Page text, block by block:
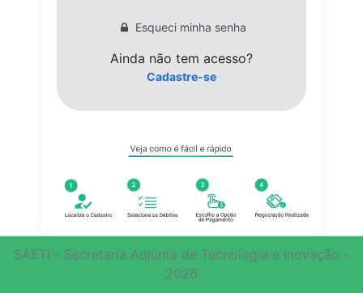
Esqueci minha senha
Ainda não tem acesso?
Cadastre-se
SAETI - Secretaria Adjunta de Tecnologia e Inovação -
2026